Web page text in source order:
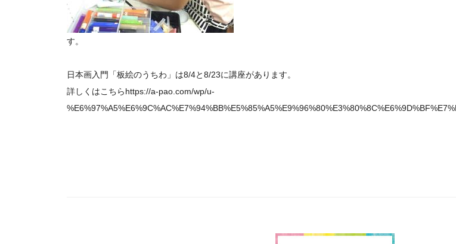
す。
日本画入門「板絵のうちわ」は8/4と8/23に講座があります。
詳しくはこちらhttps://a-pao.com/wp/u-